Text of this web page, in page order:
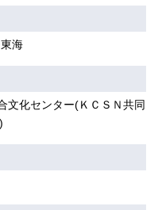
海
文化センター(ＫＣＳＮ共同